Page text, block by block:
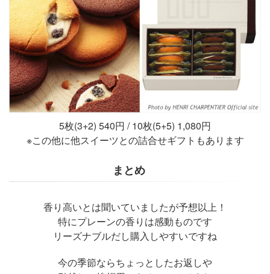
5枚(3+2) 540円 / 10枚(5+5) 1,080円
※この他に他スイーツとの詰合せギフトもあります
まとめ
香り高いとは聞いていましたが予想以上！
特にプレーンの香りは感動ものです
リーズナブルだし購入しやすいですね
今の季節ならちょっとしたお返しや